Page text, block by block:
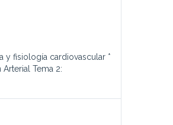
y fisiología cardiovascular *
Tema 2: